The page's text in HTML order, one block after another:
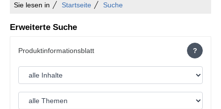
Sie lesen in Startseite Suche
Erweiterte Suche
?